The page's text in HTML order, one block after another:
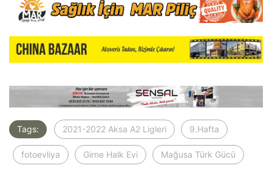
Tags: 2021-2022 Aksa A2 Ligleri 9.Hafta
fotoevliya Girne Halk Evi Mağusa Türk Gücü